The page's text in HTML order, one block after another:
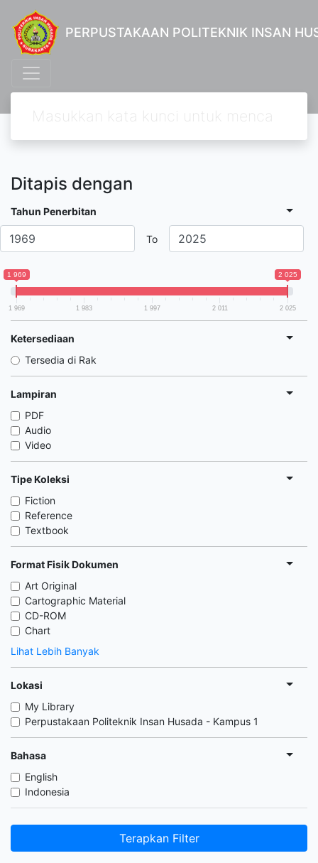
PERPUSTAKAAN POLITEKNIK INSAN
Ditapis dengan
Tahun Penerbitan
To
1 969 2 025
1 969 1 983 1 997 2 011 2 025
Ketersediaan
Tersedia di Rak
Lampiran
PDF
Audio
Video
Tipe Koleksi
Fiction
Reference
Textbook
Format Fisik Dokumen
Art Original
Cartographic Material
CD-ROM
Chart
Lihat Lebih Banyak
Lokasi
My Library
Perpustakaan Politeknik Insan Husada - Kampus 1
Bahasa
English
Indonesia
Terapkan Filter